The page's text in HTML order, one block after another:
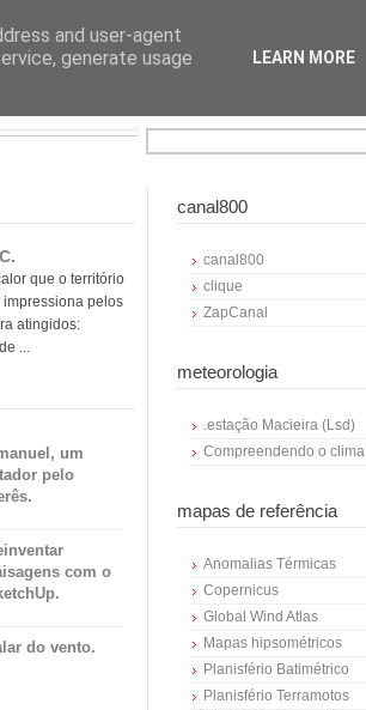
que o território
pelos
atingidos:
...
um
pelo
com o
do vento.
canal800
canal800
clique
ZapCanal
meteorologia
.estação Macieira (Lsd)
Compreendendo o clima
mapas de referência
Anomalias Térmicas
Copernicus
Global Wind Atlas
Mapas hipsométricos
Planisfério Batimétrico
Planisfério Terramotos
and user-agent
generate usage
LEARN MORE